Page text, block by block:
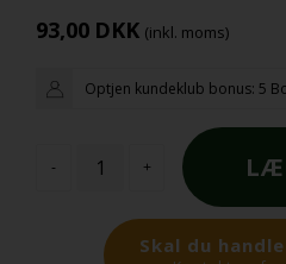
93,00 DKK (inkl. moms)
Optjen kundeklub bonus: 5
- +
Skal du